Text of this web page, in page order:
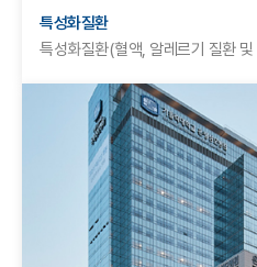
특성화질환
특성화질환(혈액, 알레르기 질환